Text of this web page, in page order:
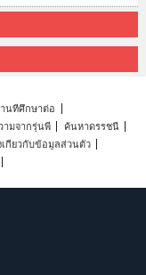
นที่ศึกษาต่อ
ามจากรุ่นพี่
ค้นหาดรรชนี
เกี่ยวกับข้อมูลส่วนตัว